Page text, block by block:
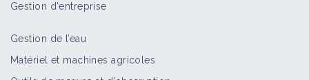
Gestion d'entreprise
Gestion de l’eau
Matériel et machines agricoles